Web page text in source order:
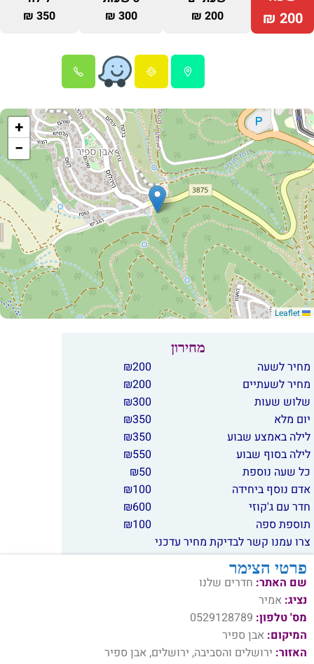
200 ₪
200 ₪
300 ₪
350 ₪
+
−
מחירון
מחיר לשעה 200
₪
מחיר לשעתיים
200
₪
שלוש שעות
300
₪
יום מלא
350
₪
לילה באמצע שבוע
350
₪
לילה בסוף שבוע
550
₪
כל שעה נוספת
50
₪
אדם נוסף ביחידה
100
₪
חדר עם ג'קוזי
600
₪
תוספת ספה
100
₪
צרו עמנו קשר לבדיקת מחיר עדכני
פרטי הצימר
שם האתר: חדרים שלנו
נציג: אמיר
מס' טלפון: 0529128789
המיקום: אבן ספיר
האזור: ירושלים והסביבה, ירושלים, אבן ספיר